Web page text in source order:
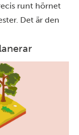
runt hörnet
Det är den